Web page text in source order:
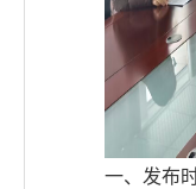
一、发布